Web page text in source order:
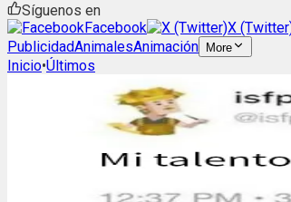
Síguenos en
Facebook
X
PublicidadAnimalesAnimación More
Inicio•Últimos